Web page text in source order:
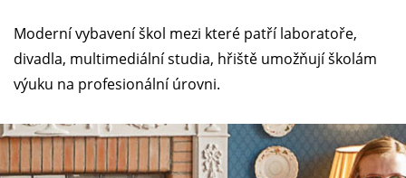
Moderní vybavení škol mezi které patří laboratoře,
divadla, multimediální studia, hřiště umožňují školám
výuku na profesionální úrovni.